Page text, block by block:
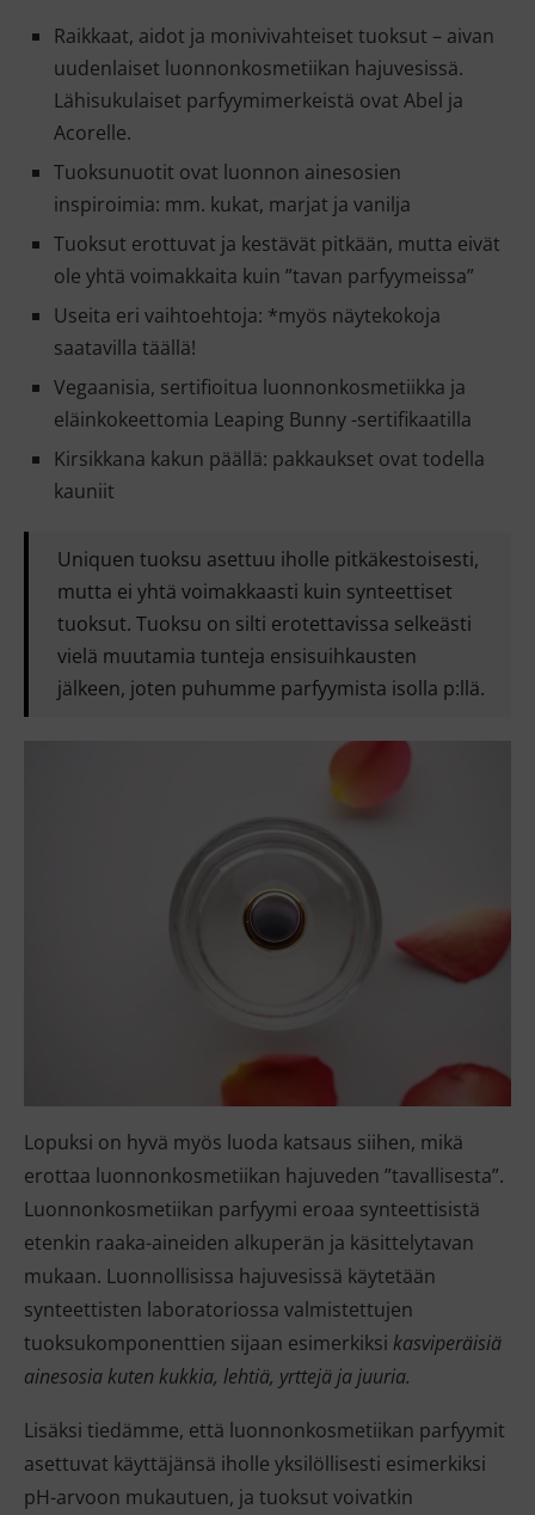
Raikkaat, aidot ja monivivahteiset tuoksut – aivan
uudenlaiset luonnonkosmetiikan hajuvesissä.
Lähisukulaiset parfyymimerkeistä ovat Abel ja
Acorelle.
Tuoksunuotit ovat luonnon ainesosien
inspiroimia: mm. kukat, marjat ja vanilja
Tuoksut erottuvat ja kestävät pitkään, mutta eivät
ole yhtä voimakkaita kuin ”tavan parfyymeissa”
Useita eri vaihtoehtoja: *myös näytekokoja
saatavilla täällä!
Vegaanisia, sertifioitua luonnonkosmetiikka ja
eläinkokeettomia Leaping Bunny -sertifikaatilla
Kirsikkana kakun päällä: pakkaukset ovat todella
kauniit
Uniquen tuoksu asettuu iholle pitkäkestoisesti,
mutta ei yhtä voimakkaasti kuin synteettiset
tuoksut. Tuoksu on silti erotettavissa selkeästi
vielä muutamia tunteja ensisuihkausten
jälkeen, joten puhumme parfyymista isolla p:llä.
Lopuksi on hyvä myös luoda katsaus siihen, mikä
erottaa luonnonkosmetiikan hajuveden ”tavallisesta”.
Luonnonkosmetiikan parfyymi eroaa synteettisistä
etenkin raaka-aineiden alkuperän ja käsittelytavan
mukaan. Luonnollisissa hajuvesissä käytetään
synteettisten laboratoriossa valmistettujen
tuoksukomponenttien sijaan esimerkiksi kasviperäisiä
ainesosia kuten kukkia, lehtiä, yrttejä ja juuria.
Lisäksi tiedämme, että luonnonkosmetiikan parfyymit
asettuvat käyttäjänsä iholle yksilöllisesti esimerkiksi
pH-arvoon mukautuen, ja tuoksut voivatkin